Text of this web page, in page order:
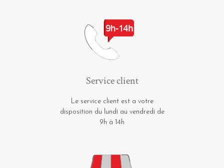
Service client
Le service client est a votre
disposition du lundi au vendredi de
9h à 14h